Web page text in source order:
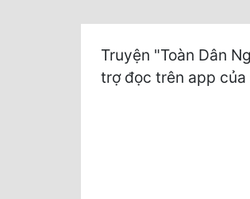
Truyện "Toàn Dân
trợ đọc trên app